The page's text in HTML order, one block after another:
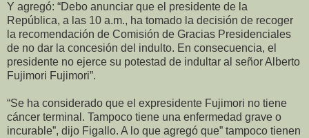
Y agregó: “Debo anunciar que el presidente de la
República, a las 10 a.m., ha tomado la decisión de recoger
la recomendación de Comisión de Gracias Presidenciales
de no dar la concesión del indulto. En consecuencia, el
presidente no ejerce su potestad de indultar al señor Alberto
Fujimori Fujimori”.
“Se ha considerado que el expresidente Fujimori no tiene
cáncer terminal. Tampoco tiene una enfermedad grave o
incurable”, dijo Figallo. A lo que agregó que” tampoco tienen